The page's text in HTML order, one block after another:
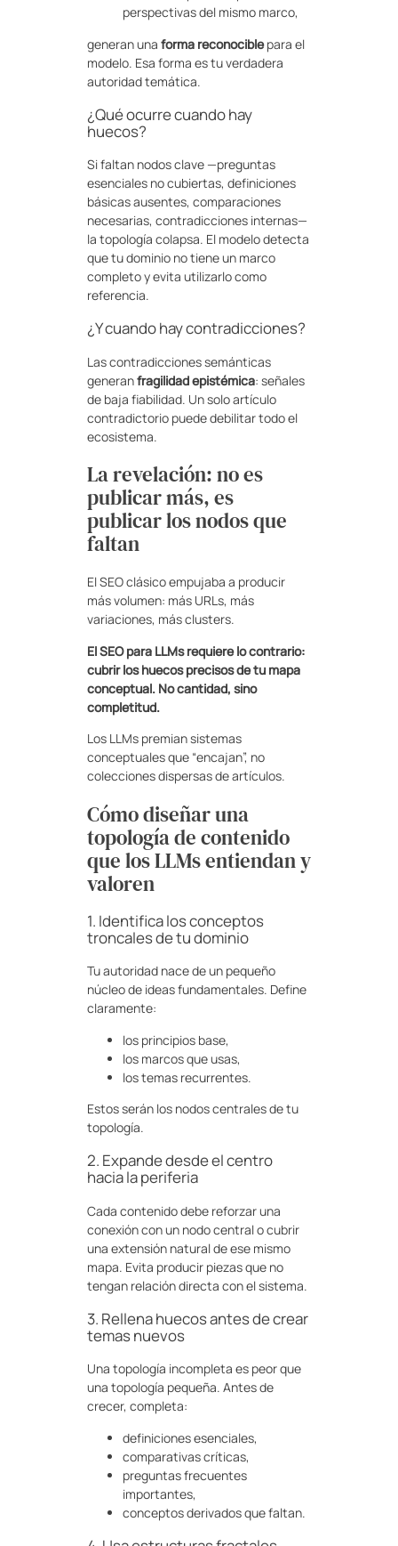
perspectivas del mismo marco,
generan una forma reconociblepara el
modelo. Esa forma es tu verdadera
autoridad temática.
¿Qué ocurre cuando hay
huecos?
Si faltan nodos clave —preguntas
esenciales no cubiertas, definiciones
básicas ausentes, comparaciones
necesarias, contradicciones internas—
la topología colapsa. El modelo detecta
que tu dominio no tiene un marco
completo y evita utilizarlo como
referencia.
¿Y cuando hay contradicciones?
Las contradicciones semánticas
generanfragilidad epistémica: señales
de baja fiabilidad. Un solo artículo
contradictorio puede debilitar todo el
ecosistema.
La revelación: no es
publicar más, es
publicar los nodos que
faltan
El SEO clásico empujaba a producir
más volumen: más URLs, más
variaciones, más clusters.
El SEO para LLMs requiere lo contrario:
cubrir los huecos precisos de tu mapa
conceptual. No cantidad, sino
completitud.
Los LLMs premian sistemas
conceptuales que “encajan”, no
colecciones dispersas de artículos.
Cómo diseñar una
topología de contenido
que los LLMs entiendan y
valoren
1. Identifica los conceptos
troncales de tu dominio
Tu autoridad nace de un pequeño
núcleo de ideas fundamentales. Define
claramente:
los principios base,
los marcos que usas,
los temas recurrentes.
Estos serán los nodos centrales de tu
topología.
2. Expande desde el centro
hacia la periferia
Cada contenido debe reforzar una
conexión con un nodo central o cubrir
una extensión natural de ese mismo
mapa. Evita producir piezas que no
tengan relación directa con el sistema.
3. Rellena huecos antes de crear
temas nuevos
Una topología incompleta es peor que
una topología pequeña. Antes de
crecer, completa:
definiciones esenciales,
comparativas críticas,
preguntas frecuentes
importantes,
conceptos derivados que faltan.